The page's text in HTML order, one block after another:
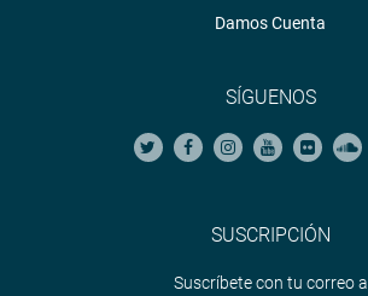
Damos Cuenta
SÍGUENOS
SUSCRIPCIÓN
Suscríbete con tu correo a